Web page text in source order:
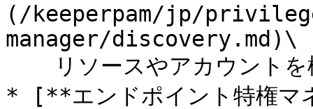
(/keeperpam/jp/
manager/discovery.md)\
* [**エンドポイント特権マ